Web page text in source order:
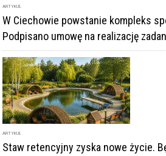
ARTYKUŁ
W Ciechowie powstanie kompleks
Podpisano umowę na realizację
ARTYKUŁ
Staw retencyjny zyska nowe życie.